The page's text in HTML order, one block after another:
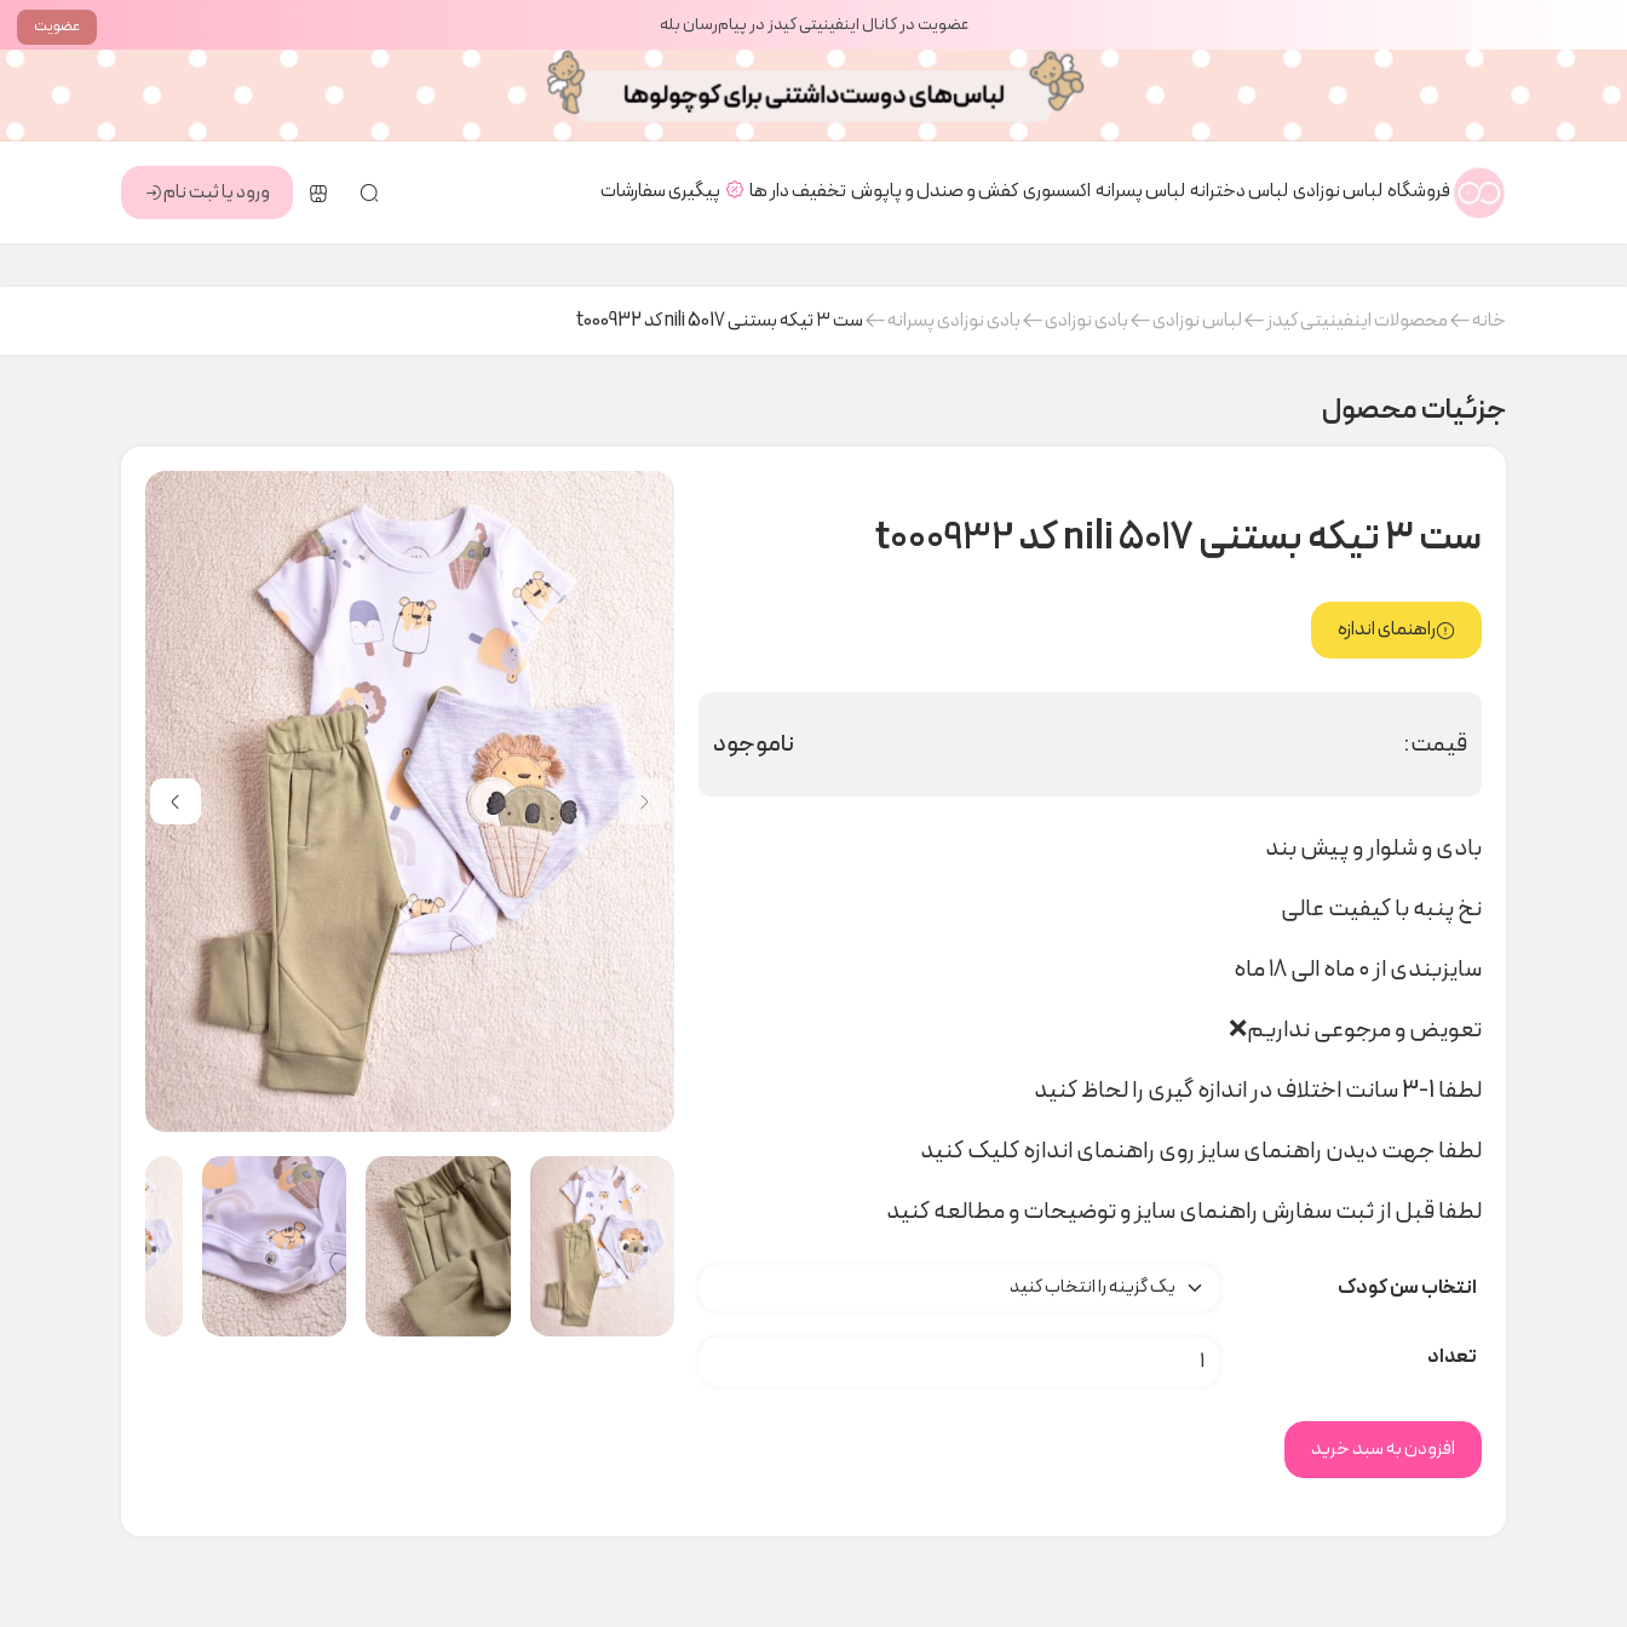
عضویت عضویت در کانال اینفینیتی کیدز در پیام‌رسان بله
فروشگاه لباس نوزادی لباس دخترانه لباس پسرانه اکسسوریکفش و صندل و پاپوش تخفیف دار ها پیگیری سفارشات ورود یا ثبت نام
خانه محصولات اینفینیتی کیدز لباس نوزادی بادی نوزادی بادی نوزادی پسرانه ست ۳ تیکه بستنی nili 5017 کد t000932
جزئیات محصول
ست ۳ تیکه بستنی nili 5017 کد t000932
راهنمای اندازه
قیمت: ناموجود
بادی و شلوار و پیش بند
نخ پنبه با کیفیت عالی
سایزبندی از ۰ ماه الی ۱۸ ماه
تعویض و مرجوعی نداریم❌
لطفا 1-3 سانت اختلاف در اندازه گیری را لحاظ کنید
لطفا جهت دیدن راهنمای سایز روی راهنمای اندازه کلیک کنید
لطفا قبل از ثبت سفارش راهنمای سایز و توضیحات و مطالعه کنید
انتخاب سن کودک
تعداد ست ۳ تیکه بستنی nili 5017 کد t000932 عدد
افزودن به سبد خرید